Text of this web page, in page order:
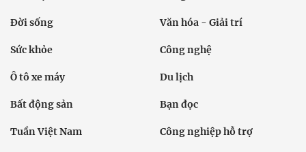
Đời sống Văn hóa - Giải trí
Sức khỏe Công nghệ
Ô tô xe máy Du lịch
Bất động sản Bạn đọc
Tuần Việt Nam Công nghiệp hỗ trợ